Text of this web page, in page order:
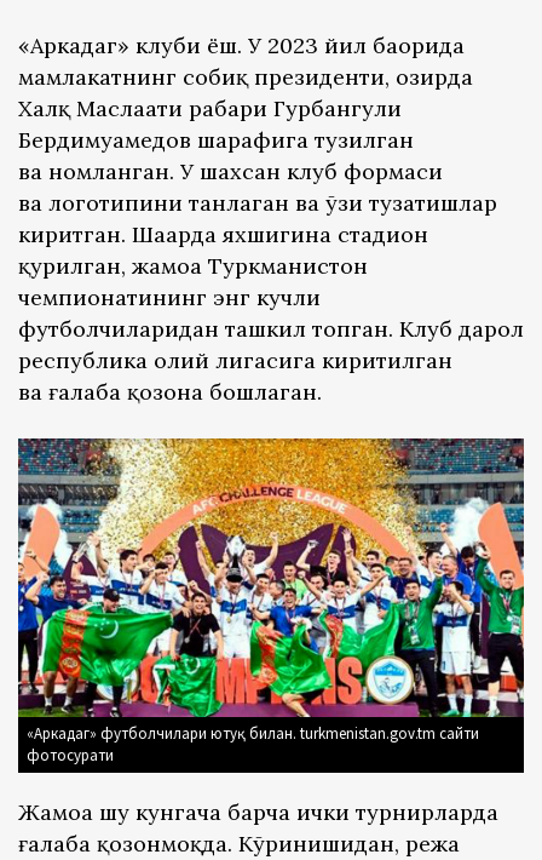
«Аркадаг» клуби ёш. У 2023 йил баҳорида
мамлакатнинг собиқ президенти, ҳозирда
Халқ Маслаҳати раҳбари Гурбангули
Бердимуҳамедов шарафига тузилган
ва номланган. У шахсан клуб формаси
ва логотипини танлаган ва ўзи тузатишлар
киритган. Шаҳарда яхшигина стадион
қурилган, жамоа Туркманистон
чемпионатининг энг кучли
футболчиларидан ташкил топган. Клуб дарҳол
республика олий лигасига киритилган
ва ғалаба қозона бошлаган.
«Аркадаг» футболчилари ютуқ билан. turkmenistan.gov.tm сайти
фотосурати
Жамоа шу кунгача барча ички турнирларда
ғалаба қозонмоқда. Кўринишидан, режа